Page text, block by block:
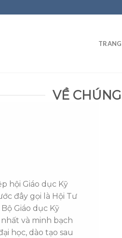
VỀ
hội Giáo dục Kỹ
đây gọi là Hội Tư
Giáo dục Kỹ
và minh bạch
học, dào tạo sau